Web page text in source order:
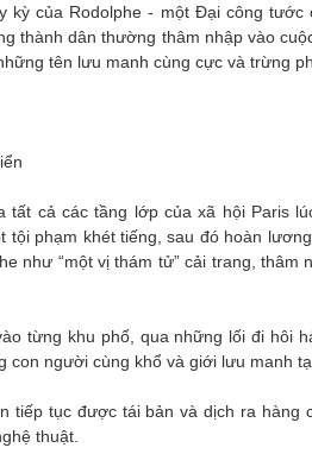
kỳ của Rodolphe - một Đại công
thành dân thường thâm nhập vào
tên lưu manh cùng cực và trừng
tất cả các tầng lớp của xã hội Paris
phạm khét tiếng, sau đó hoàn
như “một vị thám tử” cải trang, thâm
từng khu phố, qua những lối đi hôi
người cùng khổ và giới lưu manh
tiếp tục được tái bản và dịch ra hàng
thuật.